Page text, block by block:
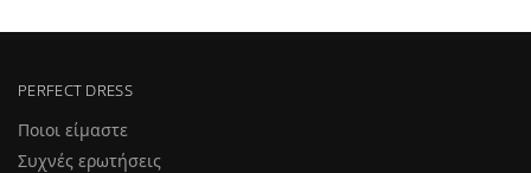
PERFECT DRESS
Ποιοι είμαστε
Συχνές ερωτήσεις